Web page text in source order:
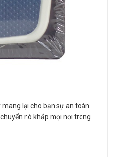
lại cho bạn sự an toàn
nó khắp mọi nơi trong